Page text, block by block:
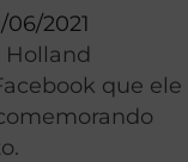
06/2021
Holland
que ele